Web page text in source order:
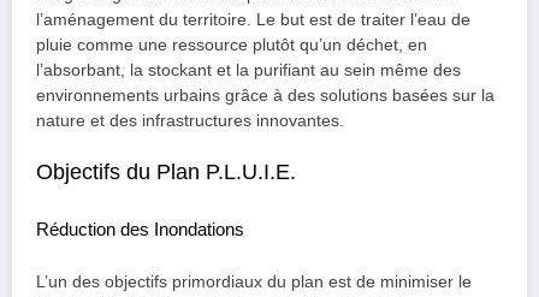
l’aménagement du territoire. Le but est de traiter l’eau de
pluie comme une ressource plutôt qu’un déchet, en
l’absorbant, la stockant et la purifiant au sein même des
environnements urbains grâce à des solutions basées sur la
nature et des infrastructures innovantes.
Objectifs du Plan P.L.U.I.E.
Réduction des Inondations
L’un des objectifs primordiaux du plan est de minimiser le